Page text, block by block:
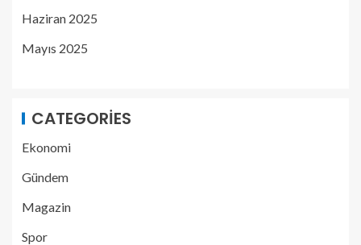
Haziran 2025
Mayıs 2025
CATEGORIES
Ekonomi
Gündem
Magazin
Spor